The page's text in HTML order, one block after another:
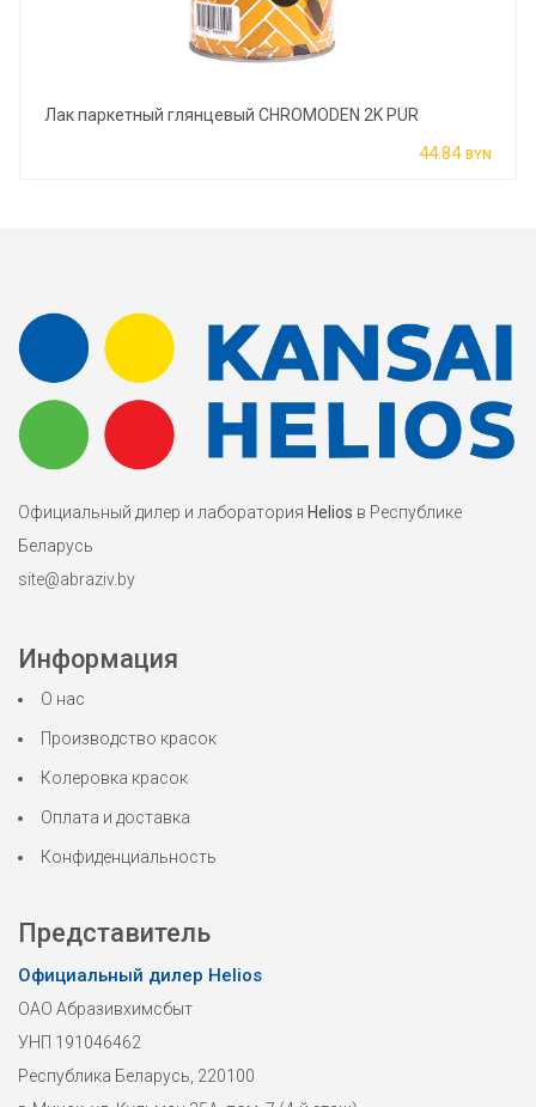
Лак паркетный глянцевый CHROMODEN 2K PUR
44.84 BYN
Официальный дилер и лаборатория Helios в Республике
Беларусь
site@abraziv.by
Информация
О нас
Производство красок
Колеровка красок
Оплата и доставка
Конфиденциальность
Представитель
Официальный дилер Helios
ОАО Абразивхимсбыт
УНП 191046462
Республика Беларусь, 220100